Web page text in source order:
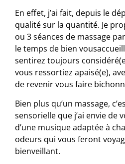
En effet, j’ai fait, depuis le
qualité sur la quantité. Je
ou 3 séances de massage
le temps de bien vous
sentirez toujours
vous ressortiez apaisé(e),
de revenir vous faire
Bien plus qu’un massage,
sensorielle que j’ai envie de
d’une musique adaptée à
odeurs qui vous feront
bienveillant.